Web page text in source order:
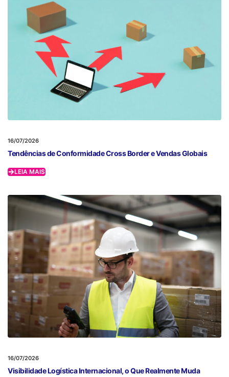
16/07/2026
Tendências de Conformidade Cross Border e Vendas Globais
LEIA MAIS
16/07/2026
Visibilidade Logística Internacional, o Que Realmente Muda